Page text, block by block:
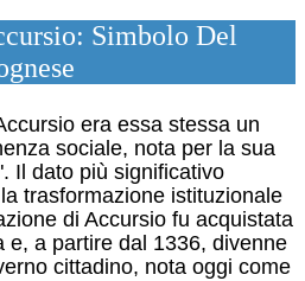
Simbolo Del
era essa stessa un
sociale, nota per la sua
Il dato più significativo
trasformazione istituzionale
di Accursio fu acquistata
e, a partire dal 1336, divenne
cittadino, nota oggi come